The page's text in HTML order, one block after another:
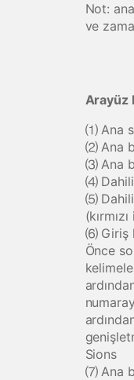
Not:
ve
Arayüz
⑴ Ana
⑵ Ana
⑶ Ana
⑷ Dahili
⑸ Dahili
⑹ Giriş
Önce
Sions
⑺ Ana